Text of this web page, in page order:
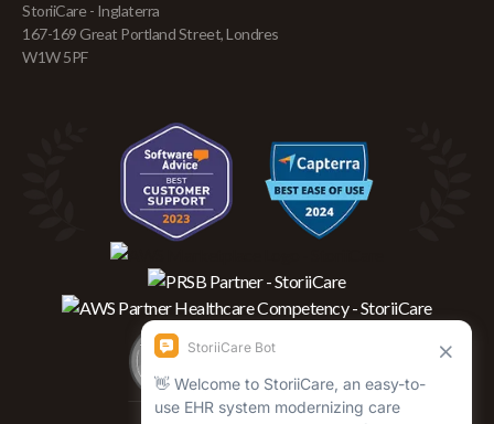
StoriiCare - Inglaterra
167-169 Great Portland Street, Londres
W1W 5PF